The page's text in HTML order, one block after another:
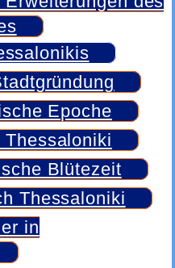
Epoche
Thessaloniki
Blütezeit
Thessaloniki
in